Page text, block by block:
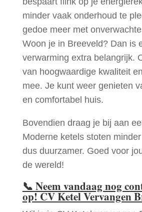
minder vaak onderhoud te
gedoe meer met
Woon je in Breeveld? Dan is
verwarming extra belangrijk.
van hoogwaardige kwaliteit
mee. Je kunt weer genieten
en comfortabel huis.
Bovendien draag je bij aan
Moderne ketels stoten
dus duurzamer. Goed voor
de wereld!
📞 Neem vandaag nog
op! CV Ketel Vervangen